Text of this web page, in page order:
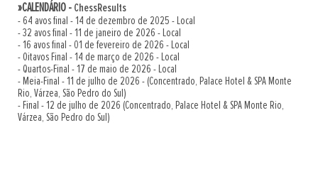
»CALENDÁRIO - ChessResults
- 64 avos final - 14 de dezembro de 2025 - Local
- 32 avos final - 11 de janeiro de 2026 - Local
- 16 avos final - 01 de fevereiro de 2026 - Local
- Oitavos Final - 14 de março de 2026 - Local
- Quartos-Final - 17 de maio de 2026 - Local
- Meia-Final - 11 de julho de 2026 - (Concentrado, Palace Hotel & SPA Monte
Rio, Várzea, São Pedro do Sul)
- Final - 12 de julho de 2026 (Concentrado, Palace Hotel & SPA Monte Rio,
Várzea, São Pedro do Sul)